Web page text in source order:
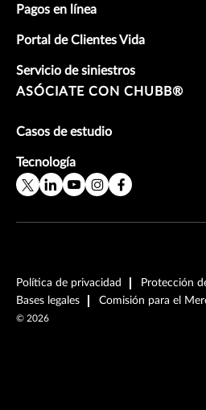
Pagos en línea
Portal de Clientes Vida
Servicio de siniestros
ASÓCIATE CON CHUBB®
Casos de estudio
Tecnología
Política de privacidad
Protección
Bases legales
Comisión para el
© 2026